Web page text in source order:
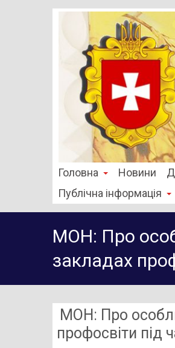
Головна Новини
Публічна інформація
МОН: Про
закладах
МОН: Про
профосвіти під